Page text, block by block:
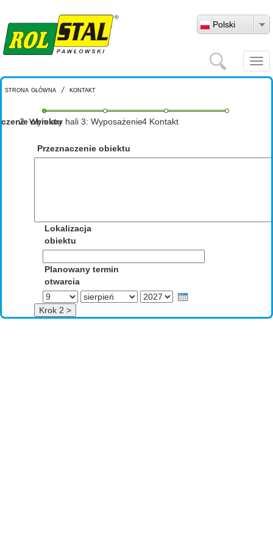
Polski
Szukaj
strona główna / kontakt
obiektu
2: Wymiary hali 3: Wyposażenie4 Kontakt
Przeznaczenie obiektu
Lokalizacja
obiektu
Planowany termin
otwarcia
Dzień
Miesiąc Rok